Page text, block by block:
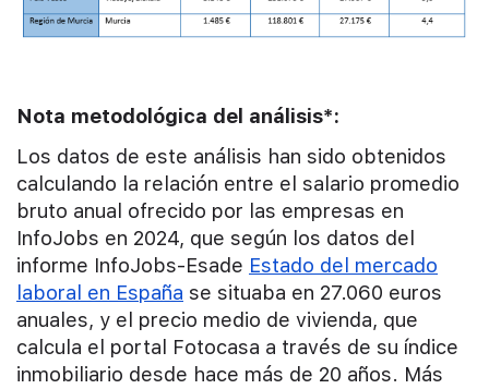
Nota metodológica del análisis*:
Los datos de este análisis han sido obtenidos
calculando la relación entre el salario promedio
bruto anual ofrecido por las empresas en
InfoJobs en 2024, que según los datos del
informe InfoJobs-Esade Estado del mercado
laboral en España se situaba en 27.060 euros
anuales, y el precio medio de vivienda, que
calcula el portal Fotocasa a través de su índice
inmobiliario desde hace más de 20 años. Más